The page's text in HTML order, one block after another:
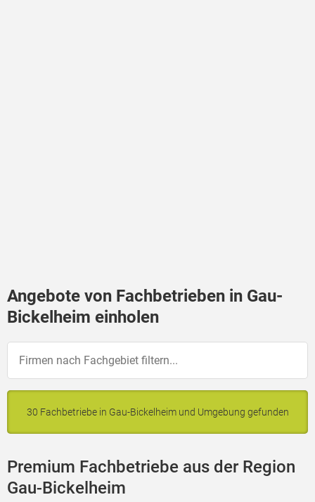
Angebote von Fachbetrieben in Gau-
Bickelheim einholen
30 Fachbetriebe in Gau-Bickelheim und Umgebung gefunden
Premium Fachbetriebe aus der Region
Gau-Bickelheim